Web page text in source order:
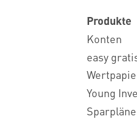
Produkte
Konten
easy
Young
Sparpläne